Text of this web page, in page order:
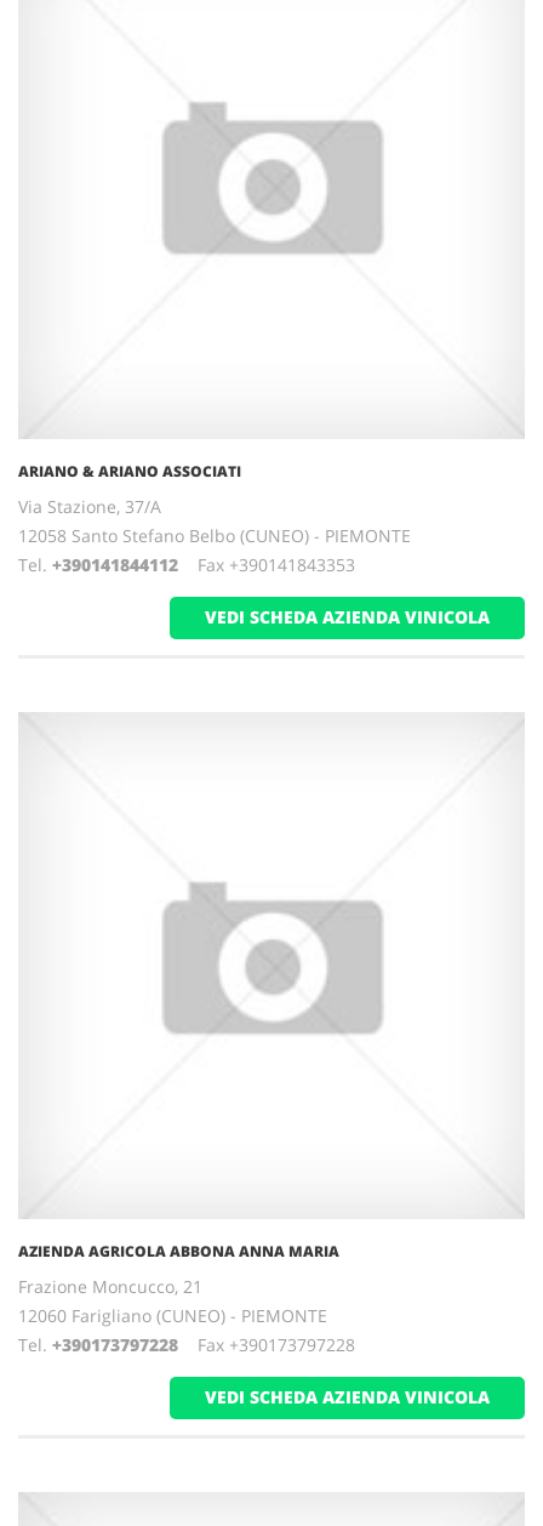
ARIANO & ARIANO ASSOCIATI
Via Stazione, 37/A
12058 Santo Stefano Belbo (CUNEO) - PIEMONTE
Tel. +390141844112 Fax +390141843353
VEDI SCHEDA AZIENDA VINICOLA
AZIENDA AGRICOLA ABBONA ANNA MARIA
Frazione Moncucco, 21
12060 Farigliano (CUNEO) - PIEMONTE
Tel. +390173797228 Fax +390173797228
VEDI SCHEDA AZIENDA VINICOLA